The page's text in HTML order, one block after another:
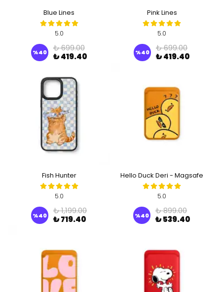
Blue Lines
5.0
%40
₺ 699.00
₺ 419.40
Pink Lines
5.0
%40
₺ 699.00
₺ 419.40
Fish Hunter
5.0
%40
₺ 1,199.00
₺ 719.40
Hello Duck Deri - Magsafe
Kartlık
5.0
%40
₺ 899.00
₺ 539.40